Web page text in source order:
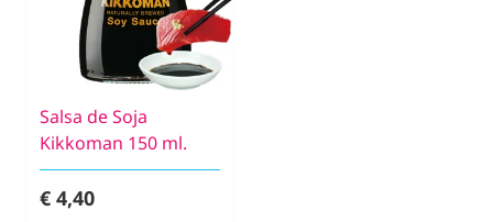
Salsa de Soja
Kikkoman 150 ml.
€ 4,40